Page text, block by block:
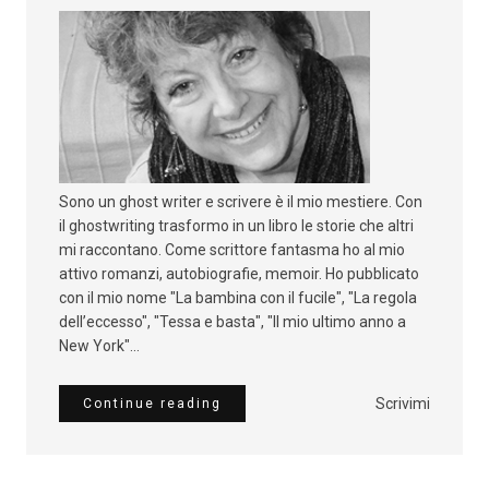
Sono un ghost writer e scrivere è il mio mestiere. Con
il ghostwriting trasformo in un libro le storie che altri
mi raccontano. Come scrittore fantasma ho al mio
attivo romanzi, autobiografie, memoir. Ho pubblicato
con il mio nome "La bambina con il fucile", "La regola
dell’eccesso", "Tessa e basta", "Il mio ultimo anno a
New York"...
Scrivimi
Continue reading